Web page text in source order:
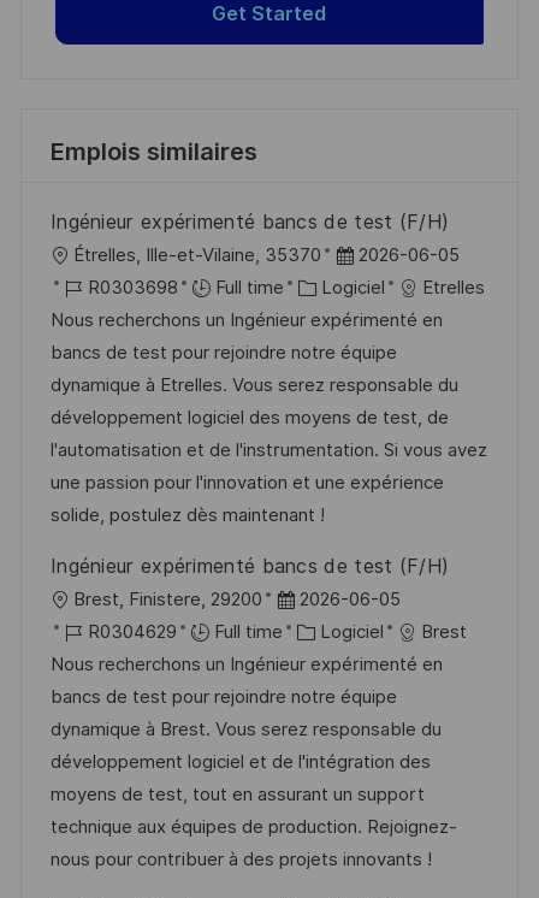
Get Started
Emplois similaires
Ingénieur expérimenté bancs de test (F/H)
o
c
a
l
i
s
a
t
o
n
Étrelles, Ille-et-Vilaine, 35370
D
a
t
e
d
’
a
f
c
h
a
g
e
2026-06-05
R
é
f
é
r
e
n
c
d
u
p
o
s
t
e
R0303698 Full time
C
a
t
é
g
o
r
i
Logiciel
Etrelles
Nous recherchons un Ingénieur expérimenté en
bancs de test pour rejoindre notre équipe
dynamique à Etrelles. Vous serez responsable du
développement logiciel des moyens de test, de
l'automatisation et de l'instrumentation. Si vous avez
une passion pour l'innovation et une expérience
solide, postulez dès maintenant !
Ingénieur expérimenté bancs de test (F/H)
o
c
a
l
i
s
a
t
Brest, Finistere, 29200
D
a
t
e
d
’
a
f
f
2026-06-05
R
é
f
é
r
e
n
c
R0304629 Full time
C
a
t
é
g
o
r
i
Logiciel
Brest
Nous recherchons un Ingénieur expérimenté en
bancs de test pour rejoindre notre équipe
dynamique à Brest. Vous serez responsable du
développement logiciel et de l'intégration des
moyens de test, tout en assurant un support
technique aux équipes de production. Rejoignez-
nous pour contribuer à des projets innovants !